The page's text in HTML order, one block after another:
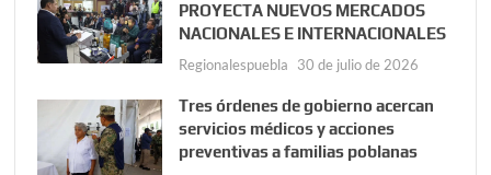
PROYECTA NUEVOS MERCADOS
NACIONALES E INTERNACIONALES
Regionalespuebla 30 de julio de 2026
Tres órdenes de gobierno acercan
servicios médicos y acciones
preventivas a familias poblanas